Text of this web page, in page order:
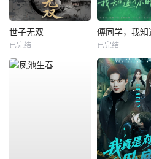
世子无双
已完结 已完结